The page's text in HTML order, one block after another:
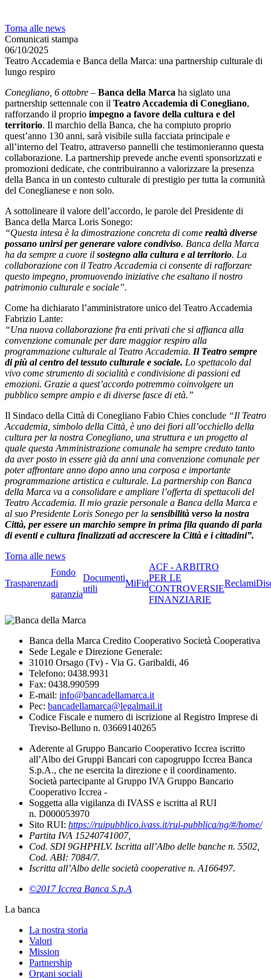
Torna alle news
Comunicati stampa
06/10/2025
Teatro Accademia e Banca della Marca: una partnership culturale di
lungo respiro
Conegliano, 6 ottobre – Banca della Marca ha siglato una
partnership settennale con il Teatro Accademia di Conegliano,
rafforzando il proprio impegno a favore della cultura e del
territorio. Il marchio della Banca, che ha compiuto proprio
quest’anno 130 anni, sarà visibile sulla facciata principale e
all’interno del Teatro, attraverso pannelli che testimonieranno questa
collaborazione. La partnership prevede anche eventi sponsorizzati e
promozioni dedicate, che contribuiranno a valorizzare la presenza
della Banca in un contesto culturale di prestigio per tutta la comunità
del Coneglianese e non solo.
A sottolineare il valore dell’accordo, le parole del Presidente di
Banca della Marca Loris Sonego:
“Questa intesa è la dimostrazione concreta di come realtà diverse
possano unirsi per generare valore condiviso. Banca della Marca
ha da sempre a cuore il sostegno alla cultura e al territorio. La
collaborazione con il Teatro Accademia ci consente di rafforzare
questo impegno, promuovendo iniziative che esaltano il nostro
patrimonio culturale e sociale”.
Come ha dichiarato l’amministratore unico del Teatro Accademia
Fabrizio Lante:
“Una nuova collaborazione fra enti privati che si affianca alla
convenzione comunale per dare maggior respiro alla
programmazione culturale al Teatro Accademia. Il Teatro sempre
di più al centro del tessuto culturale e sociale. Lo spettacolo dal
vivo come strumento di socialità e condivisione di passioni ed
emozioni. Grazie a quest’accordo potremmo coinvolgere un
pubblico sempre ampio e di diverse fasce di età.”
Il Sindaco della Città di Conegliano Fabio Chies conclude “Il Teatro
Accademia, simbolo della Città, è uno dei fiori all’occhiello della
cultura per la nostra Conegliano, una struttura e un progetto al
quale questa Amministrazione comunale ha sempre creduto tanto
da aver posto in essere già da anni una convenzione comunale per
poter affrontare anno dopo anno una corposa e importante
programmazione artistica e culturale. La partnership con Banca
della Marca va a consolidare e ampliare l’offerta di spettacoli del
Teatro Accademia. Il mio grazie personale a Banca della Marca e
al suo Presidente Loris Sonego per la sensibilità verso la nostra
Città, per essere un marchio sempre in prima fila quando di parla
di eventi e cultura finalizzati ad accrescere la Città e i cittadini”.
Torna alle news
Trasparenza
Fondo
di
garanzia
Documenti
utili
MiFid
ACF - ARBITRO
PER LE
CONTROVERSIE
FINANZIARIE
Reclami
Banca della Marca Credito Cooperativo Società Cooperativa
Sede Legale e Direzione Generale:
31010 Orsago (Tv) - Via G. Garibaldi, 46
Telefono: 0438.9931
Fax: 0438.990599
E-mail: info@bancadellamarca.it
Pec: bancadellamarca@legalmail.it
Codice Fiscale e numero di iscrizione al Registro Imprese di
Treviso-Belluno n. 03669140265
Aderente al Gruppo Bancario Cooperativo Iccrea iscritto
all’Albo dei Gruppi Bancari con capogruppo Iccrea Banca
S.p.A., che ne esercita la direzione e il coordinamento.
Società partecipante al Gruppo IVA Gruppo Bancario
Cooperativo Iccrea -
Soggetta alla vigilanza di IVASS e iscritta al RUI
n. D000053970
Sito RUI: https://ruipubblico.ivass.it/rui-pubblica/ng/#/home/
Partita IVA 15240741007,
Cod. SDI 9GHPHLV. Iscritta all’Albo delle banche n. 5502,
Cod. ABI: 7084/7.
Iscritta all’Albo delle società cooperative n. A166497.
©2017 Iccrea Banca S.p.A
La banca
La nostra storia
Valori
Mission
Partnership
Organi sociali